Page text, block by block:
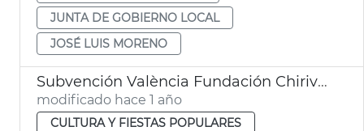
JUNTA DE GOBIERNO LOCAL
JOSÉ LUIS MORENO
Subvención València Fundación Chirivella Soriano
modificado hace 1 año
CULTURA Y FIESTAS POPULARES